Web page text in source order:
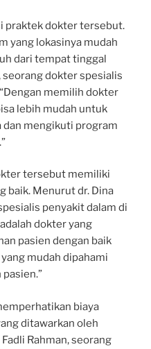
praktek dokter tersebut.
yang lokasinya mudah
dari tempat tinggal
seorang dokter spesialis
memilih dokter
lebih mudah untuk
dan mengikuti program
tersebut memiliki
baik. Menurut dr. Dina
penyakit dalam di
dokter yang
pasien dengan baik
mudah dipahami
biaya
ditawarkan oleh
Rahman, seorang